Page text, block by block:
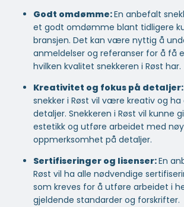
Godt omdømme:En anbefalt
et godt omdømme blant tidligere
bransjen. Det kan være nyttig å
anmeldelser og referanser for å få
hvilken kvalitet snekkeren i Røst har.
Kreativitet og fokus på detaljer:
snekker i Røst vil være kreativ og
detaljer. Snekkeren i Røst vil kunne
estetikk og utføre arbeidet med
oppmerksomhet på detaljer.
Sertifiseringer og lisenser:En
Røst vil ha alle nødvendige
som kreves for å utføre arbeidet i
gjeldende standarder og forskrifter.